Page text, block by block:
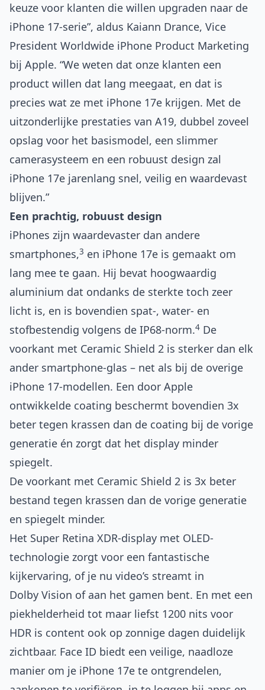
keuze voor klanten die willen upgraden naar de
iPhone 17-serie”, aldus Kaiann Drance, Vice
President Worldwide iPhone Product Marketing
bij Apple. “We weten dat onze klanten een
product willen dat lang meegaat, en dat is
precies wat ze met iPhone 17e krijgen. Met de
uitzonderlijke prestaties van A19, dubbel zoveel
opslag voor het basismodel, een slimmer
camerasysteem en een robuust design zal
iPhone 17e jarenlang snel, veilig en waardevast
blijven.”
Een prachtig, robuust design
iPhones zijn waardevaster dan andere
smartphones,3 en iPhone 17e is gemaakt om
lang mee te gaan. Hij bevat hoogwaardig
aluminium dat ondanks de sterkte toch zeer
licht is, en is bovendien spat-, water- en
stofbestendig volgens de IP68-norm.4 De
voorkant met Ceramic Shield 2 is sterker dan elk
ander smartphone-glas – net als bij de overige
iPhone 17-modellen. Een door Apple
ontwikkelde coating beschermt bovendien 3x
beter tegen krassen dan de coating bij de vorige
generatie én zorgt dat het display minder
spiegelt.
De voorkant met Ceramic Shield 2 is 3x beter
bestand tegen krassen dan de vorige generatie
en spiegelt minder.
Het Super Retina XDR-display met OLED-
technologie zorgt voor een fantastische
kijkervaring, of je nu video’s streamt in
Dolby Vision of aan het gamen bent. En met een
piekhelderheid tot maar liefst 1200 nits voor
HDR is content ook op zonnige dagen duidelijk
zichtbaar. Face ID biedt een veilige, naadloze
manier om je iPhone 17e te ontgrendelen,